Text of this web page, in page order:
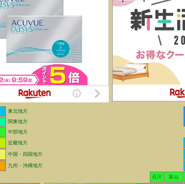
東北地方
関東地方
中部地方
近畿地方
中国・四国地方
九州・沖縄地方
石川 富山